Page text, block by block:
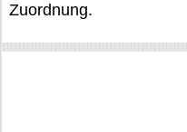
Zuordnung.